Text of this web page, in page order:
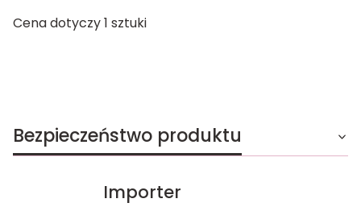
Cena dotyczy 1 sztuki
Bezpieczeństwo produktu
Importer